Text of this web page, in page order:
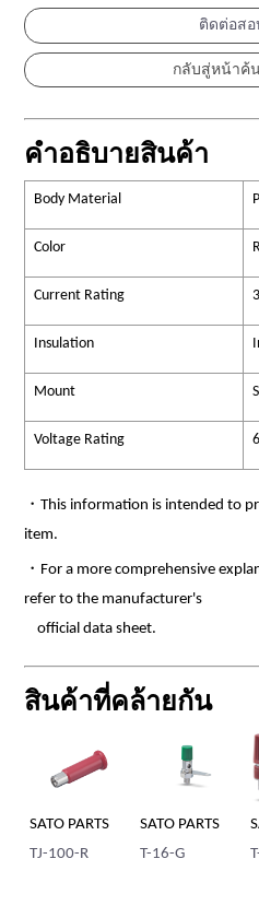
ติดต่อสอ
คำอธิบายสินค้า
Body Material
Color
Current Rating
Insulation
Mount
Voltage Rating
・This information is intended to
item.
・For a more comprehensive
refer to the manufacturer's
official data sheet.
สินค้าที่คล้ายกัน
SATO PARTS
TJ-100-R
SATO PARTS
T-16-G